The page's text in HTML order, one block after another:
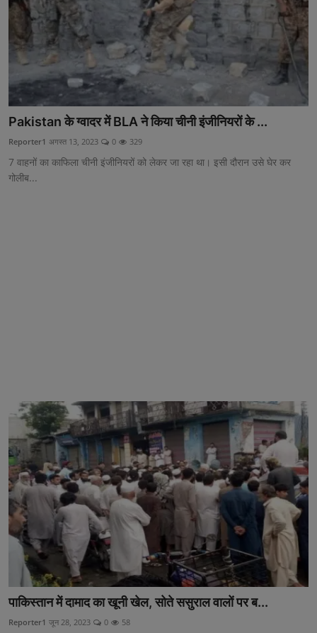
छत्तीसगढ़
विश्व सहित्य
हिमाचल प्रदेश
मध्य प्रदेश
हरियाणा
Pakistan के ग्वादर में BLA ने किया चीनी इंजीनियरों के ...
Reporter1 अगस्त 13, 2023 0 329
7 वाहनों का काफिला चीनी इंजीनियरों को लेकर जा रहा था। इसी दौरान उसे घेर कर
गोलीब...
पाकिस्तान में दामाद का खूनी खेल, सोते ससुराल वालों पर ब...
Reporter1 जून 28, 2023 0 58